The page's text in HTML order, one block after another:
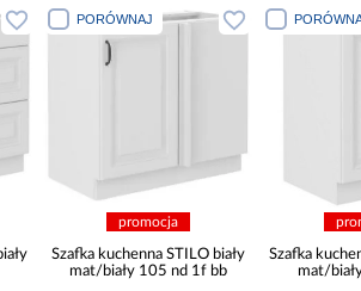
PORÓWNAJ
promocja
Szafka kuchenna STILO biały
mat/biały 105 nd 1f bb
Szafka
mat/